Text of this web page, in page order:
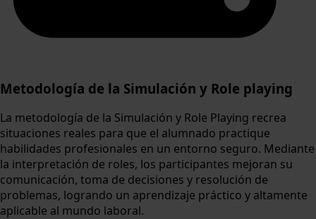
Metodología de la Simulación y Role playing
La metodología de la Simulación y Role Playing recrea
situaciones reales para que el alumnado practique
habilidades profesionales en un entorno seguro. Mediante
la interpretación de roles, los participantes mejoran su
comunicación, toma de decisiones y resolución de
problemas, logrando un aprendizaje práctico y altamente
aplicable al mundo laboral.